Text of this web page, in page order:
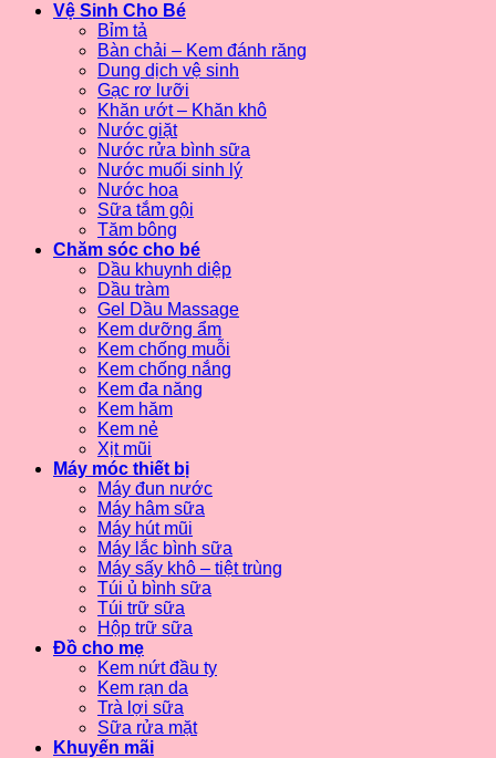
Vệ Sinh Cho Bé
Bỉm tả
Bàn chải – Kem đánh răng
Dung dịch vệ sinh
Gạc rơ lưỡi
Khăn ướt – Khăn khô
Nước giặt
Nước rửa bình sữa
Nước muối sinh lý
Nước hoa
Sữa tắm gội
Tăm bông
Chăm sóc cho bé
Dầu khuynh diệp
Dầu tràm
Gel Dầu Massage
Kem dưỡng ẩm
Kem chống muỗi
Kem chống nắng
Kem đa năng
Kem hăm
Kem nẻ
Xịt mũi
Máy móc thiết bị
Máy đun nước
Máy hâm sữa
Máy hút mũi
Máy lắc bình sữa
Máy sấy khô – tiệt trùng
Túi ủ bình sữa
Túi trữ sữa
Hộp trữ sữa
Đồ cho mẹ
Kem nứt đầu ty
Kem rạn da
Trà lợi sữa
Sữa rửa mặt
Khuyến mãi